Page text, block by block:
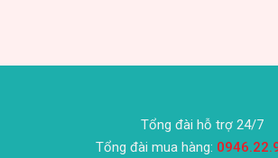
Tổng đài hỗ trợ 24/7
Tổng đài mua hàng: